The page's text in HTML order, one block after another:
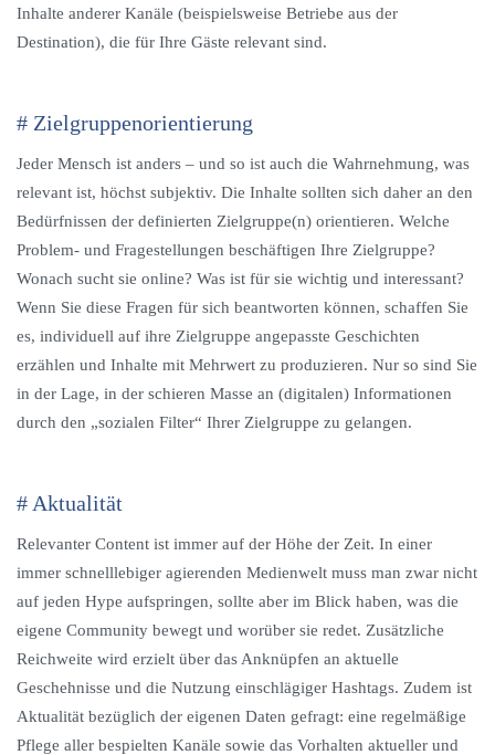
Inhalte anderer Kanäle (beispielsweise Betriebe aus der
Destination), die für Ihre Gäste relevant sind.
# Zielgruppenorientierung
Jeder Mensch ist anders – und so ist auch die Wahrnehmung, was
relevant ist, höchst subjektiv. Die Inhalte sollten sich daher an den
Bedürfnissen der definierten Zielgruppe(n) orientieren. Welche
Problem- und Fragestellungen beschäftigen Ihre Zielgruppe?
Wonach sucht sie online? Was ist für sie wichtig und interessant?
Wenn Sie diese Fragen für sich beantworten können, schaffen Sie
es, individuell auf ihre Zielgruppe angepasste Geschichten
erzählen und Inhalte mit Mehrwert zu produzieren. Nur so sind Sie
in der Lage, in der schieren Masse an (digitalen) Informationen
durch den „sozialen Filter“ Ihrer Zielgruppe zu gelangen.
# Aktualität
Relevanter Content ist immer auf der Höhe der Zeit. In einer
immer schnelllebiger agierenden Medienwelt muss man zwar nicht
auf jeden Hype aufspringen, sollte aber im Blick haben, was die
eigene Community bewegt und worüber sie redet. Zusätzliche
Reichweite wird erzielt über das Anknüpfen an aktuelle
Geschehnisse und die Nutzung einschlägiger Hashtags. Zudem ist
Aktualität bezüglich der eigenen Daten gefragt: eine regelmäßige
Pflege aller bespielten Kanäle sowie das Vorhalten aktueller und